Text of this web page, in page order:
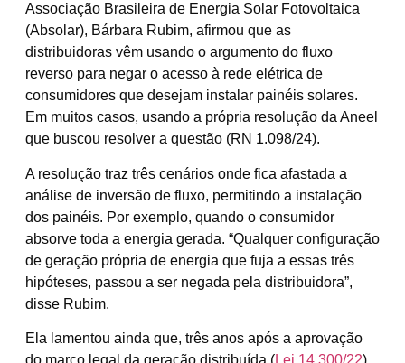
Associação Brasileira de Energia Solar Fotovoltaica
(Absolar), Bárbara Rubim, afirmou que as
distribuidoras vêm usando o argumento do fluxo
reverso para negar o acesso à rede elétrica de
consumidores que desejam instalar painéis solares.
Em muitos casos, usando a própria resolução da Aneel
que buscou resolver a questão (RN 1.098/24).
A resolução traz três cenários onde fica afastada a
análise de inversão de fluxo, permitindo a instalação
dos painéis. Por exemplo, quando o consumidor
absorve toda a energia gerada. “Qualquer configuração
de geração própria de energia que fuja a essas três
hipóteses, passou a ser negada pela distribuidora”,
disse Rubim.
Ela lamentou ainda que, três anos após a aprovação
do marco legal da geração distribuída (Lei 14.300/22),